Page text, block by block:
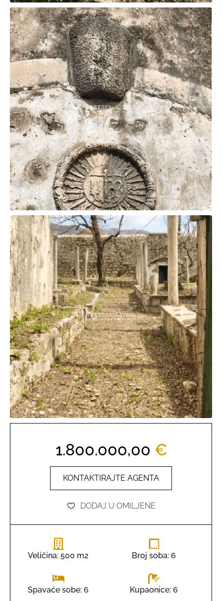
1.800.000,00 €
KONTAKTIRAJTE AGENTA
DODAJ U OMILJENE
Veličina: 500 m2 Broj soba: 6
Spavaće sobe: 6 Kupaonice: 6